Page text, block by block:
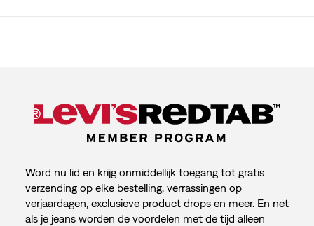
Word nu lid en krijg onmiddellijk toegang tot gratis
verzending op elke bestelling, verrassingen op
verjaardagen, exclusieve product drops en meer. En net
als je jeans worden de voordelen met de tijd alleen